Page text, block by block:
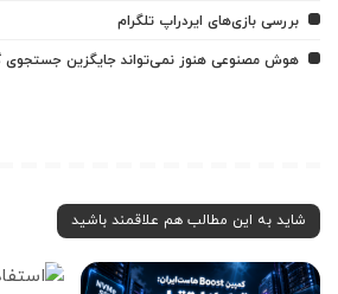
بررسی بازی‌های ایردراپ تلگرام
هوش مصنوعی هنوز نمی‌تواند جایگزین جستجوی
شاید به این مطالب هم علاقمند باشید